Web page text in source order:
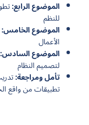
الموضوع الرابع:
للنظم
الموضوع الخامس:
الأعمال
الموضوع السادس:
لتصميم النظام
تأمل ومراجعة:
تطبيقات من واقع